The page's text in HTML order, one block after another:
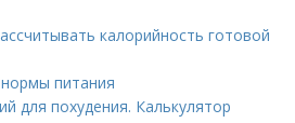
калорийность готовой
питания
для похудения. Калькулятор